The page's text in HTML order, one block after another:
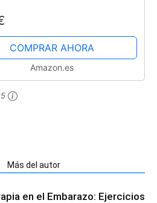
Práctico para Hacerte
Sin Gritar,...
COMPRAR AHORA
Amazon.es
Más del autor
en el Embarazo: Ejercicios